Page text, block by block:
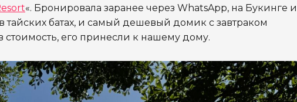
«. Бронировала заранее через WhatsApp, на Букинге и
тайских батах, и самый дешевый домик с завтраком
стоимость, его принесли к нашему дому.